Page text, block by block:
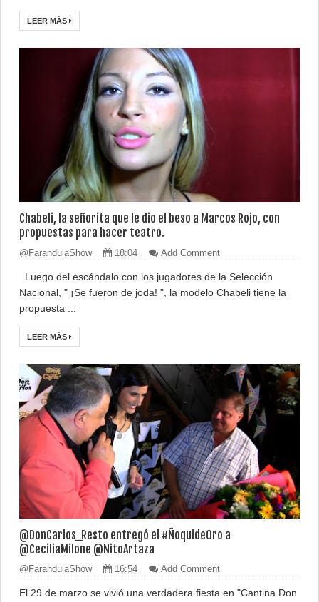
LEER MÁS
Chabeli, la señorita que le dio el beso a Marcos Rojo, con
propuestas para hacer teatro.
@FarandulaShow 18:04 Add Comment
Luego del escándalo con los jugadores de la Selección
Nacional, " ¡Se fueron de joda! ", la modelo Chabeli tiene la
propuesta ...
LEER MÁS
@DonCarlos_Resto entregó el #ÑoquideOro a
@CeciliaMilone @NitoArtaza
@FarandulaShow 16:54 Add Comment
El 29 de marzo se vivió una verdadera fiesta en "Cantina Don